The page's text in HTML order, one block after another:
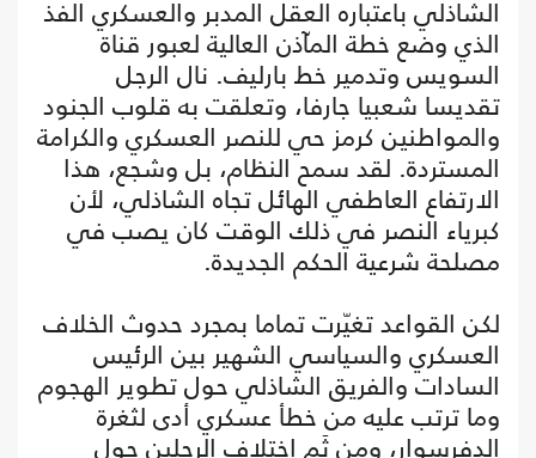
الشاذلي باعتباره العقل المدبر والعسكري الفذ
الذي وضع خطة المآذن العالية لعبور قناة
السويس وتدمير خط بارليف. نال الرجل
تقديسا شعبيا جارفا، وتعلقت به قلوب الجنود
والمواطنين كرمز حي للنصر العسكري والكرامة
المستردة. لقد سمح النظام، بل وشجع، هذا
الارتفاع العاطفي الهائل تجاه الشاذلي، لأن
كبرياء النصر في ذلك الوقت كان يصب في
مصلحة شرعية الحكم الجديدة.
لكن القواعد تغيّرت تماما بمجرد حدوث الخلاف
العسكري والسياسي الشهير بين الرئيس
السادات والفريق الشاذلي حول تطوير الهجوم
وما ترتب عليه من خطأ عسكري أدى لثغرة
الدفرسوار، ومن ثَم اختلاف الرجلين حول